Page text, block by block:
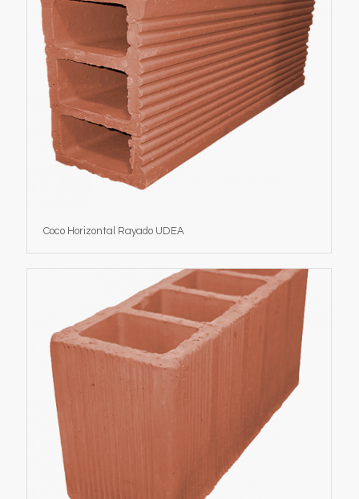
Coco Horizontal Rayado UDEA